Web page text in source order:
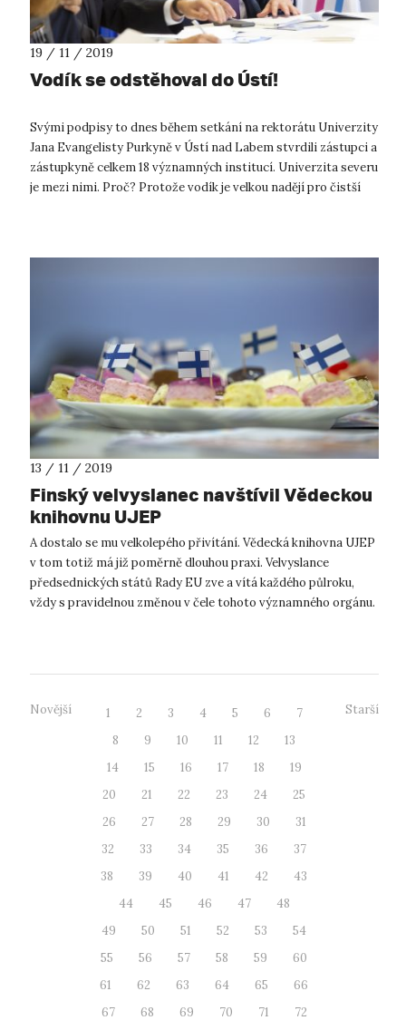
19 / 11 / 2019
Vodík se odstěhoval do Ústí!
Svými podpisy to dnes během setkání na rektorátu Univerzity
Jana Evangelisty Purkyně v Ústí nad Labem stvrdili zástupci a
zástupkyně celkem 18 významných institucí. Univerzita severu
je mezi nimi. Proč? Protože vodík je velkou nadějí pro čistší
13 / 11 / 2019
Finský velvyslanec navštívil Vědeckou
knihovnu UJEP
A dostalo se mu velkolepého přivítání. Vědecká knihovna UJEP
v tom totiž má již poměrně dlouhou praxi. Velvyslance
předsednických států Rady EU zve a vítá každého půlroku,
vždy s pravidelnou změnou v čele tohoto významného orgánu.
Novější 1 2 3 4 5 6
7
8
9 10 11 12
13
14
15 16 17 18
19
20
21 22 23 24
25
26
27 28 29 30
31
32
33 34 35 36
37
38
39 40 41 42
43
44
45 46 47
48
49
50 51 52 53
54
55
56 57 58 59
60
61
62 63 64 65
66
67
68 69 70 71
72
Starší